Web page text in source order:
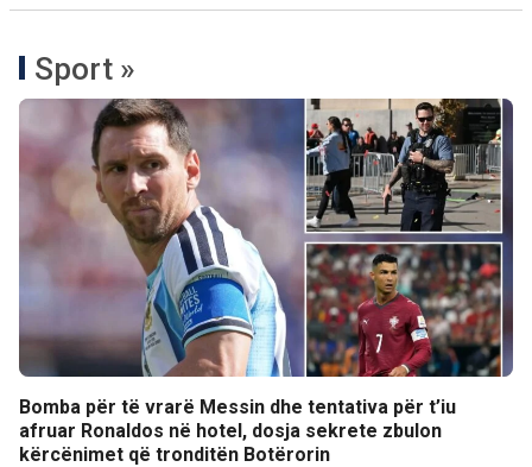
Sport »
Bomba për të vrarë Messin dhe tentativa për t’iu
afruar Ronaldos në hotel, dosja sekrete zbulon
kërcënimet që tronditën Botërorin